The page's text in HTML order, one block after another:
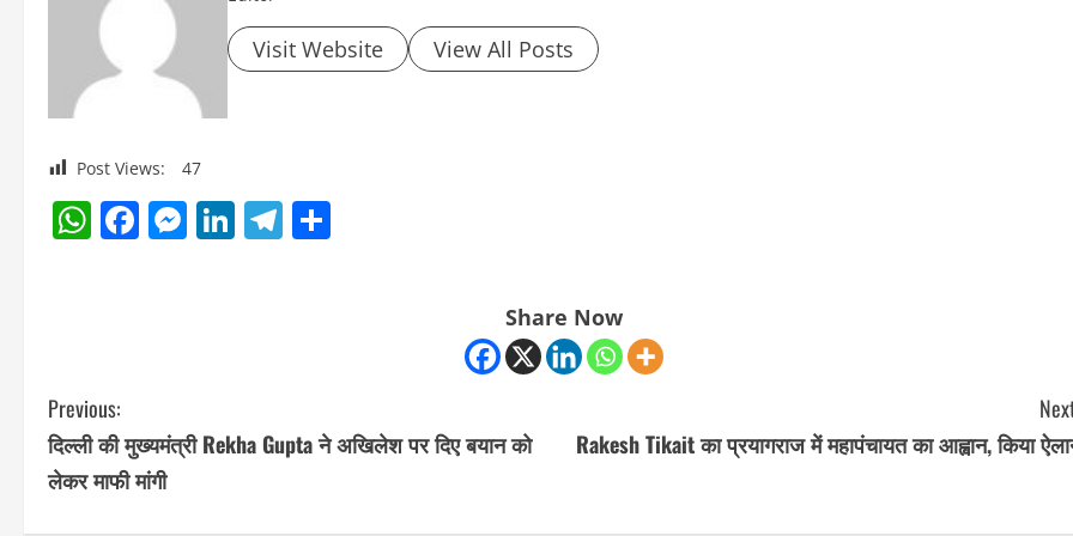
Visit Website View All Posts
Post Views: 47
WhatsApp
Facebook
Messenger
LinkedIn
Telegram
Share Now
C
o
Previous:
दिल्ली की मुख्यमंत्री Rekha Gupta ने अखिलेश पर दिए बयान को
लेकर माफी मांगी
Rakesh Tikait का प्रयागराज में महापंचायत का आह्वान, किया